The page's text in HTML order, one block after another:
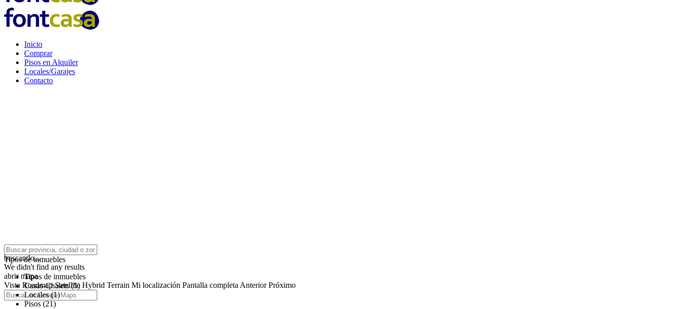
Inicio
Comprar
Pisos en Alquiler
Locales/Garajes
Contacto
click to enable zoom
buscando...
We didn't find any results
abrir mapa
Vista Roadmap Satellite Hybrid Terrain Mi localización Pantalla completa Anterior Próximo
Tipos de inmuebles
Tipos de inmuebles
Casas-Chalets (5)
Locales (1)
Pisos (21)